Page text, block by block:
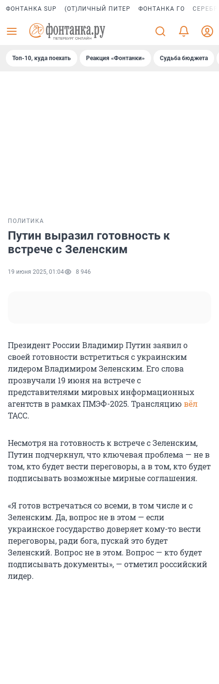
ФОНТАНКА SUP (ОТ)ЛИЧНЫЙ ПИТЕР ФОНТАНКА ГО
Топ-10, куда поехать Реакция «Фонтанки» Судьба бюджета
ПОЛИТИКА
Путин выразил готовность к
встрече с Зеленским
19 июня 2025, 01:04 8 946
Президент России Владимир Путин заявил о
своей готовности встретиться с украинским
лидером Владимиром Зеленским. Его слова
прозвучали 19 июня на встрече с
представителями мировых информационных
агентств в рамках ПМЭФ-2025. Трансляцию вёл
ТАСС.
Несмотря на готовность к встрече с Зеленским,
Путин подчеркнул, что ключевая проблема — не в
том, кто будет вести переговоры, а в том, кто будет
подписывать возможные мирные соглашения.
«Я готов встречаться со всеми, в том числе и с
Зеленским. Да, вопрос не в этом — если
украинское государство доверяет кому-то вести
переговоры, ради бога, пускай это будет
Зеленский. Вопрос не в этом. Вопрос — кто будет
подписывать документы», — отметил российский
лидер.